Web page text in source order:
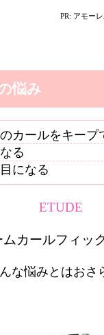
PR: アモー
悩み
カールをキープ
る
になる
ETUDE
カールフィッ
な悩みとはおさ